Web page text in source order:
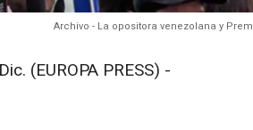
Archivo - La opositora venezolana y
(EUROPA PRESS) -